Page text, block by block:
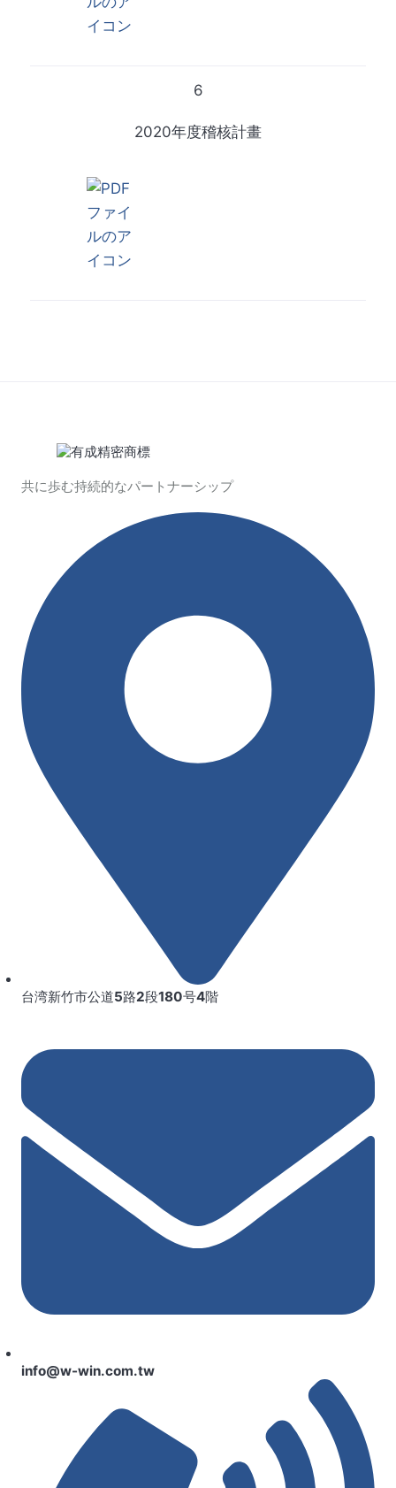
6
2020年度稽核計畫
共に歩む持続的なパートナーシップ
台湾新竹市公道5路2段180号4階
info@w-win.com.tw